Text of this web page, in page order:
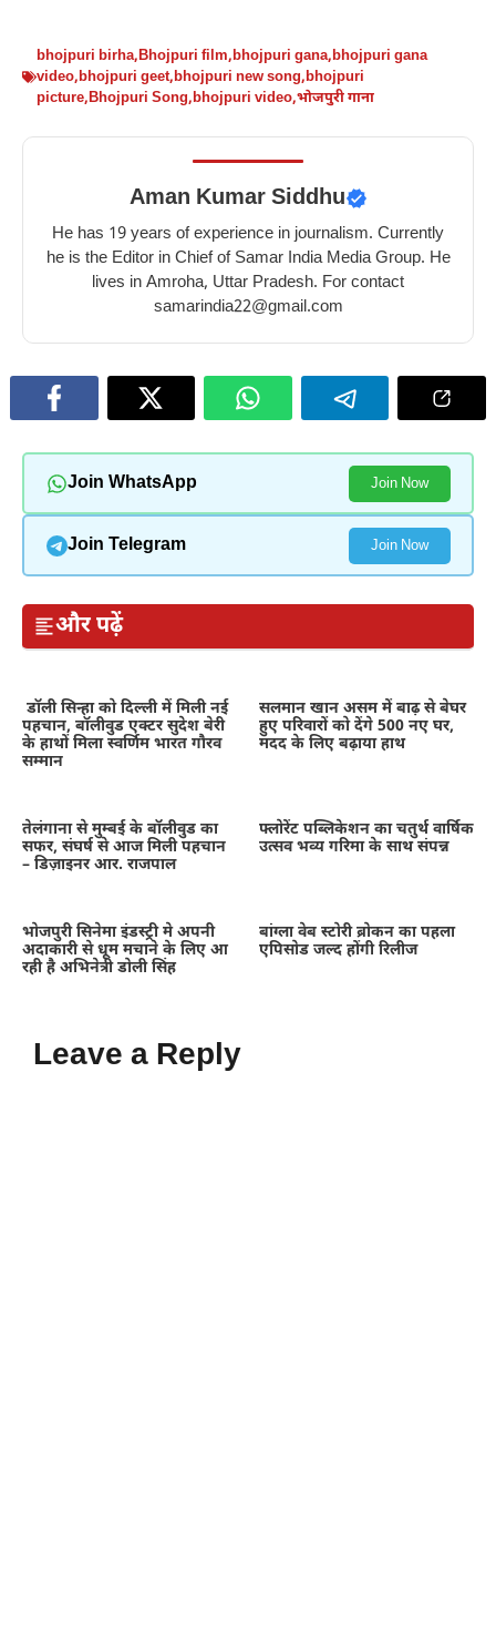
bhojpuri birha,Bhojpuri film,bhojpuri gana,bhojpuri gana
video,bhojpuri geet,bhojpuri new song,bhojpuri
picture,Bhojpuri Song,bhojpuri video,भोजपुरी गाना
Aman Kumar Siddhu
He has 19 years of experience in journalism. Currently
he is the Editor in Chief of Samar India Media Group. He
lives in Amroha, Uttar Pradesh. For contact
samarindia22@gmail.com
Join WhatsApp Join Now
Join Telegram Join Now
और पढ़ें
डॉली सिन्हा को दिल्ली में मिली नई
पहचान, बॉलीवुड एक्टर सुदेश बेरी
के हाथों मिला स्वर्णिम भारत गौरव
सम्मान
सलमान खान असम में बाढ़ से बेघर
हुए परिवारों को देंगे 500 नए घर,
मदद के लिए बढ़ाया हाथ
तेलंगाना से मुम्बई के बॉलीवुड का
सफर, संघर्ष से आज मिली पहचान
– डिज़ाइनर आर. राजपाल
फ्लोरेंट पब्लिकेशन का चतुर्थ वार्षिक
उत्सव भव्य गरिमा के साथ संपन्न
भोजपुरी सिनेमा इंडस्ट्री मे अपनी
अदाकारी से धूम मचाने के लिए आ
रही है अभिनेत्री डोली सिंह
बांग्ला वेब स्टोरी ब्रोकन का पहला
एपिसोड जल्द होंगी रिलीज
Leave a Reply